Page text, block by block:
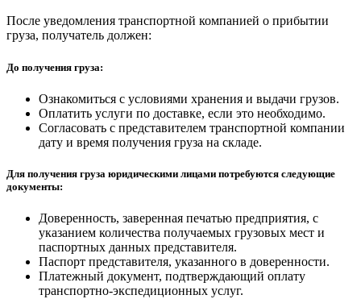
После уведомления транспортной компанией о прибытии
груза, получатель должен:
До получения груза:
Ознакомиться с условиями хранения и выдачи грузов.
Оплатить услуги по доставке, если это необходимо.
Согласовать с представителем транспортной компании
дату и время получения груза на складе.
Для получения груза юридическими лицами потребуются следующие
документы:
Доверенность, заверенная печатью предприятия, с
указанием количества получаемых грузовых мест и
паспортных данных представителя.
Паспорт представителя, указанного в доверенности.
Платежный документ, подтверждающий оплату
транспортно-экспедиционных услуг.